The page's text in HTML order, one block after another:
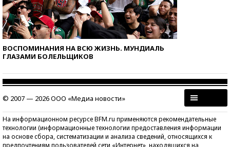
ВОСПОМИНАНИЯ НА ВСЮ ЖИЗНЬ. МУНДИАЛЬ
ГЛАЗАМИ БОЛЕЛЬЩИКОВ
© 2007 — 2026 ООО «Медиа новости»
На информационном ресурсе BFM.ru применяются рекомендательные
технологии (информационные технологии предоставления информации
на основе сбора, систематизации и анализа сведений, относящихся к
предпочтениям пользователей сети «Интернет», находящихся на